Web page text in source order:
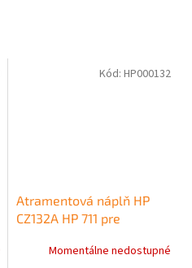
Atramentová náplň HP
CZ132A HP 711 pre
T120/T520/T130/T530
Momentálne nedostupné
Kód:HP000132